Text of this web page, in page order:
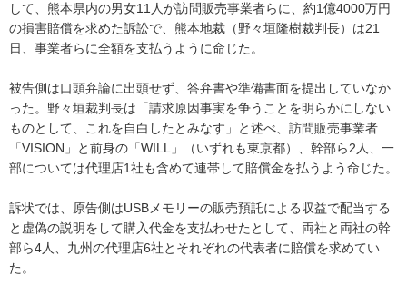
して、熊本県内の男女11人が訪問販売事業者らに、約1億4000万円
の損害賠償を求めた訴訟で、熊本地裁（野々垣隆樹裁判長）は21
日、事業者らに全額を支払うように命じた。
被告側は口頭弁論に出頭せず、答弁書や準備書面を提出していなか
った。野々垣裁判長は「請求原因事実を争うことを明らかにしない
ものとして、これを自白したとみなす」と述べ、訪問販売事業者
「VISION」と前身の「WILL」（いずれも東京都）、幹部ら2人、一
部については代理店1社も含めて連帯して賠償金を払うよう命じた。
訴状では、原告側はUSBメモリーの販売預託による収益で配当する
と虚偽の説明をして購入代金を支払わせたとして、両社と両社の幹
部ら4人、九州の代理店6社とそれぞれの代表者に賠償を求めてい
た。